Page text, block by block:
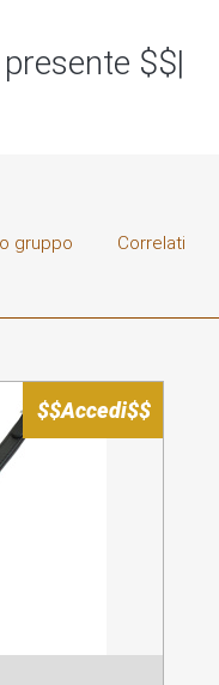
$$|
gruppo Correlati
$$Accedi$$